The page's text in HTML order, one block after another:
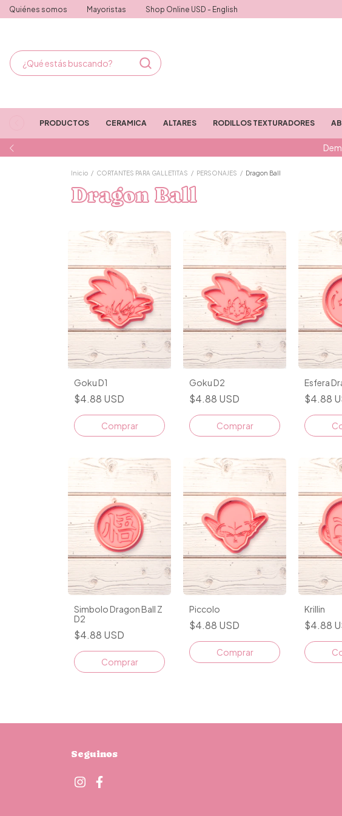
Quiénes somos Mayoristas Shop Online USD - English
PRODUCTOS CERAMICA ALTARES RODILLOS TEXTURADORES
Inicio / CORTANTES PARA GALLETITAS / PERSONAJES / Dragon Ball
Dragon Ball
Goku D1
$4.88 USD
Comprar
Goku D2
$4.88 USD
Comprar
Esfera
$4.88
Simbolo Dragon Ball Z
D2
$4.88 USD
Comprar
Piccolo
$4.88 USD
Comprar
Krillin
$4.88
Seguinos